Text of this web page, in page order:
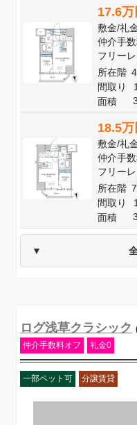
17.6万
敷金/礼
仲介手
フリー
所在階
間取り
面積
18.5万
敷金/礼
仲介手
フリー
所在階
間取り
面積
ログ浅草クラシック
仲介手数料オフ 礼金0
一部ペット可 分譲賃貸